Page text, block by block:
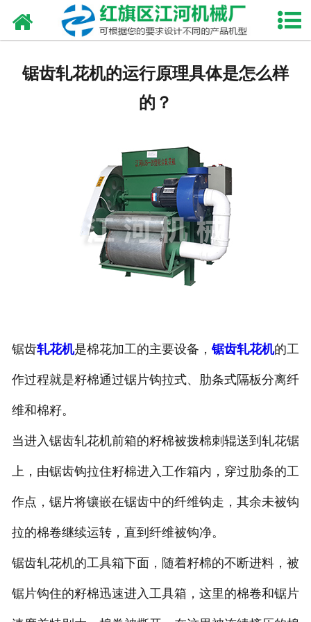
网站首页
资质荣誉
发货现场
视频中心
锯齿轧花机的运行原理具体是怎么样
的？
锯齿轧花机是棉花加工的主要设备，锯齿轧花机的工
作过程就是籽棉通过锯片钩拉式、肋条式隔板分离纤
维和棉籽。
当进入锯齿轧花机前箱的籽棉被拨棉刺辊送到轧花锯
上，由锯齿钩拉住籽棉进入工作箱内，穿过肋条的工
作点，锯片将镶嵌在锯齿中的纤维钩走，其余未被钩
拉的棉卷继续运转，直到纤维被钩净。
锯齿轧花机的工具箱下面，随着籽棉的不断进料，被
锯片钩住的籽棉迅速进入工具箱，这里的棉卷和锯片